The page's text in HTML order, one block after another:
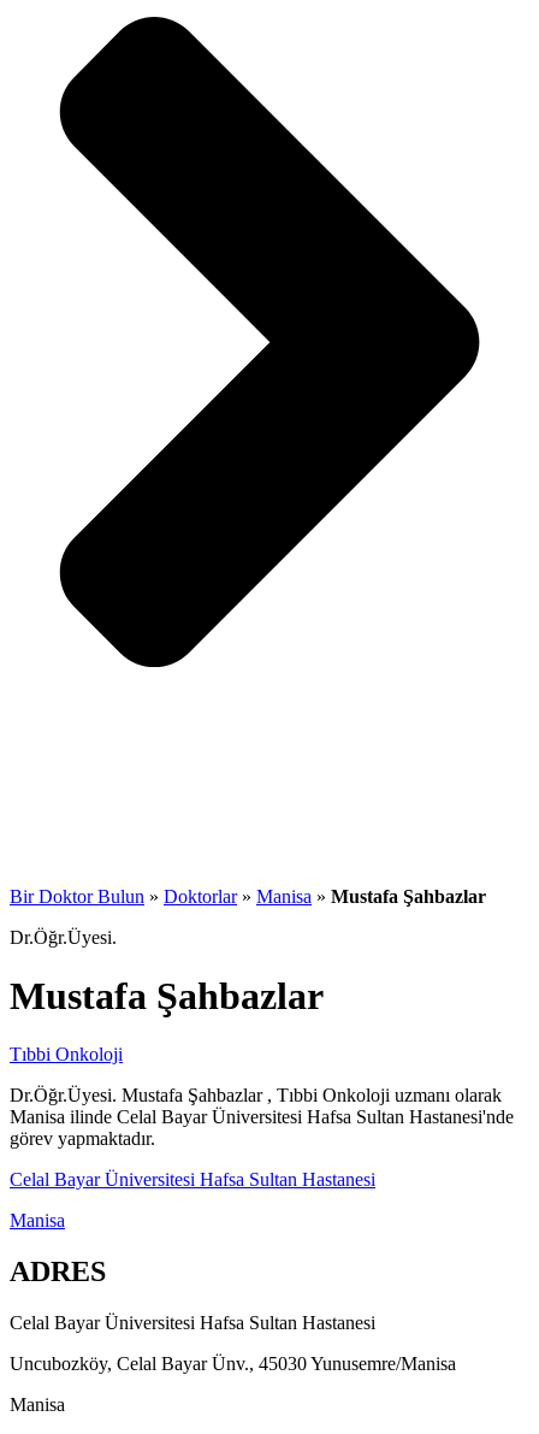
Bir Doktor Bulun » Doktorlar» Manisa » Mustafa Şahbazlar
Dr.Öğr.Üyesi.
Mustafa Şahbazlar
Tıbbi Onkoloji
Dr.Öğr.Üyesi. Mustafa Şahbazlar , Tıbbi Onkoloji uzmanı olarak
Manisa ilinde Celal Bayar Üniversitesi Hafsa Sultan Hastanesi'nde
görev yapmaktadır.
Celal Bayar Üniversitesi Hafsa Sultan Hastanesi
Manisa
ADRES
Celal Bayar Üniversitesi Hafsa Sultan Hastanesi
Uncubozköy, Celal Bayar Ünv., 45030 Yunusemre/Manisa
Manisa